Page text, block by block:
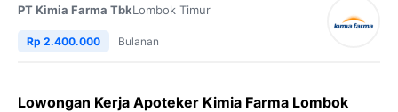
PT Kimia Farma TbkLombok Timur
Rp 2.400.000 Bulanan
Lowongan Kerja Apoteker Kimia Farma Lombok